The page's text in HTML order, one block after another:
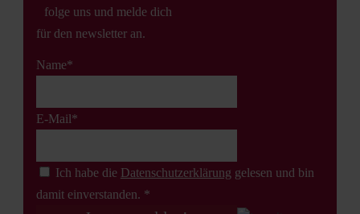
folge uns und melde dich
für den newsletter an.
Name*
E-Mail*
Ich habe die Datenschutz­erklärung gelesen und bin
damit einverstanden. *